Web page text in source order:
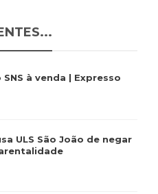
à venda | Expresso
ULS São João de negar